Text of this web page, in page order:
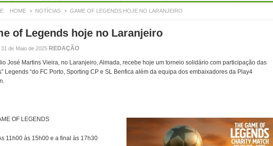
HOME NOTÍCIAS GAME OF LEGENDS HOJE NO LARANJEIRO
of Legends hoje no Laranjeiro
de Maio de 2025 REDAÇÃO
José Martins Vieira, no Laranjeiro, Almada, recebe hoje um torneio solidário com participação das
Legends “do FC Porto, Sporting CP e SL Benfica além da equipa dos embaixadores da Play4
OF LEGENDS
11h00 às 15h00 e a final às 17h30